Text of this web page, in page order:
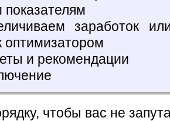
заработок
оптимизатором
и рекомендации
чтобы вас не